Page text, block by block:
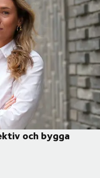
och bygga
affärer som håller